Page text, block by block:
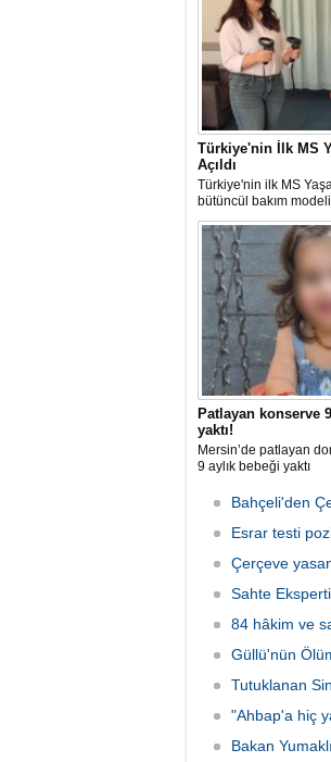
Türkiye'nin İlk MS
Açıldı
Türkiye'nin ilk MS
bütüncül bakım
başladı
Patlayan konserve
yaktı!
Mersin’de patlayan
9 aylık bebeği yaktı
Bahçeli'den
Esrar testi
Çerçeve
Sahte
84 hâkim ve
Güllü'nün
Tutuklanan
"Ahbap'a hiç
Bakan